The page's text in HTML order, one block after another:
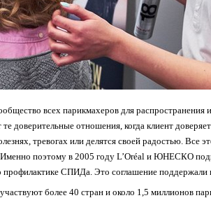
всех парикмахеров для
доверительные отношения, когда клиент
тревогах или делятся своей радостью. Все
поэтому в 2005 году L’Oréal и ЮНЕСКО
профилактике СПИДа. Это соглашение
более 40 стран и около 1,5 миллионов